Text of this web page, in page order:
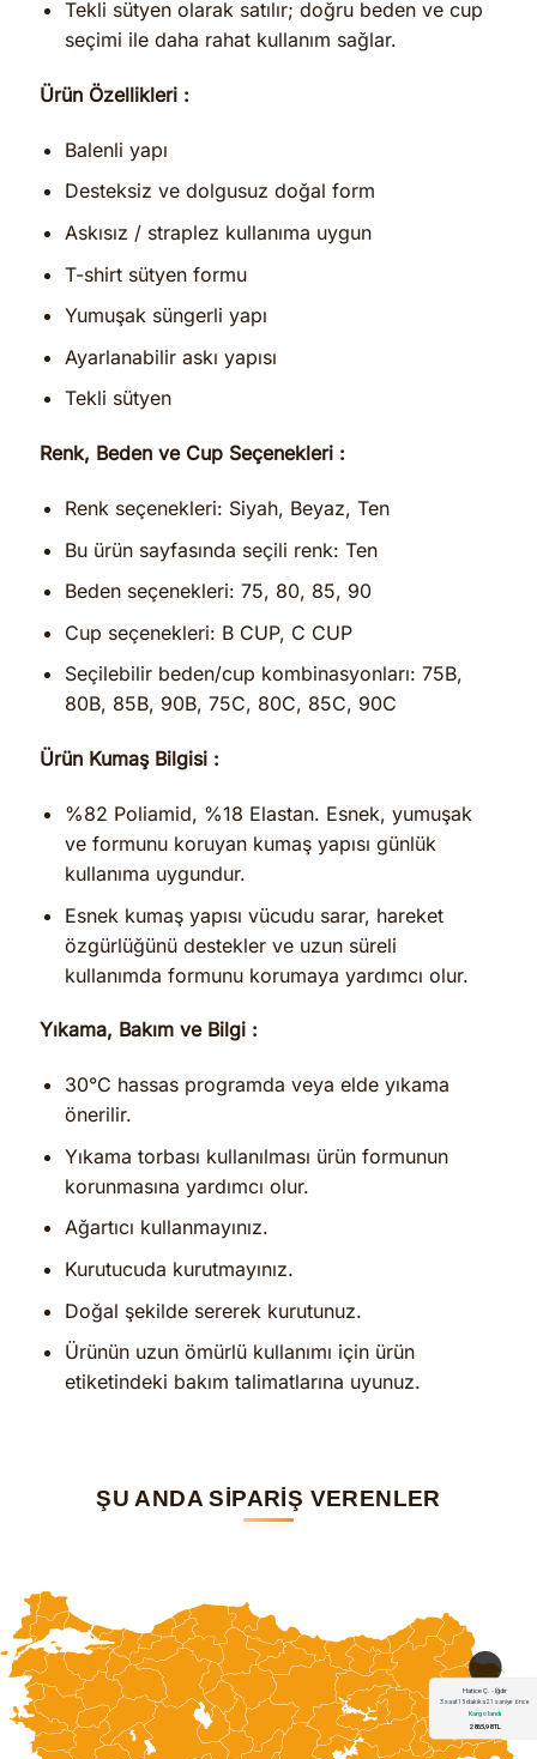
Tekli sütyen olarak satılır; doğru beden ve cup
seçimi ile daha rahat kullanım sağlar.
Ürün Özellikleri :
Balenli yapı
Desteksiz ve dolgusuz doğal form
Askısız / straplez kullanıma uygun
T-shirt sütyen formu
Yumuşak süngerli yapı
Ayarlanabilir askı yapısı
Tekli sütyen
Renk, Beden ve Cup Seçenekleri :
Renk seçenekleri: Siyah, Beyaz, Ten
Bu ürün sayfasında seçili renk: Ten
Beden seçenekleri: 75, 80, 85, 90
Cup seçenekleri: B CUP, C CUP
Seçilebilir beden/cup kombinasyonları: 75B,
80B, 85B, 90B, 75C, 80C, 85C, 90C
Ürün Kumaş Bilgisi :
%82 Poliamid, %18 Elastan. Esnek, yumuşak
ve formunu koruyan kumaş yapısı günlük
kullanıma uygundur.
Esnek kumaş yapısı vücudu sarar, hareket
özgürlüğünü destekler ve uzun süreli
kullanımda formunu korumaya yardımcı olur.
Yıkama, Bakım ve Bilgi :
30°C hassas programda veya elde yıkama
önerilir.
Yıkama torbası kullanılması ürün formunun
korunmasına yardımcı olur.
Ağartıcı kullanmayınız.
Kurutucuda kurutmayınız.
Doğal şekilde sererek kurutunuz.
Ürünün uzun ömürlü kullanımı için ürün
etiketindeki bakım talimatlarına uyunuz.
ŞU ANDA SİPARİŞ VERENLER